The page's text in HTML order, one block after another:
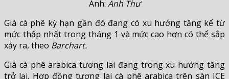
Ảnh: Anh Thư
Giá cà phê kỳ hạn gần đó đang có xu hướng tăng kể từ
mức thấp nhất trong tháng 1 và mức cao hơn có thể sắp
xảy ra, theo Barchart.
Giá cà phê arabica tương lai đang trong xu hướng tăng
trở lại. Hợp đồng tương lai cà phê arabica trên sàn ICE